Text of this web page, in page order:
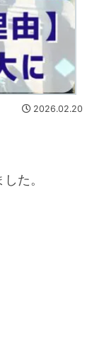
2026.02.20
た。